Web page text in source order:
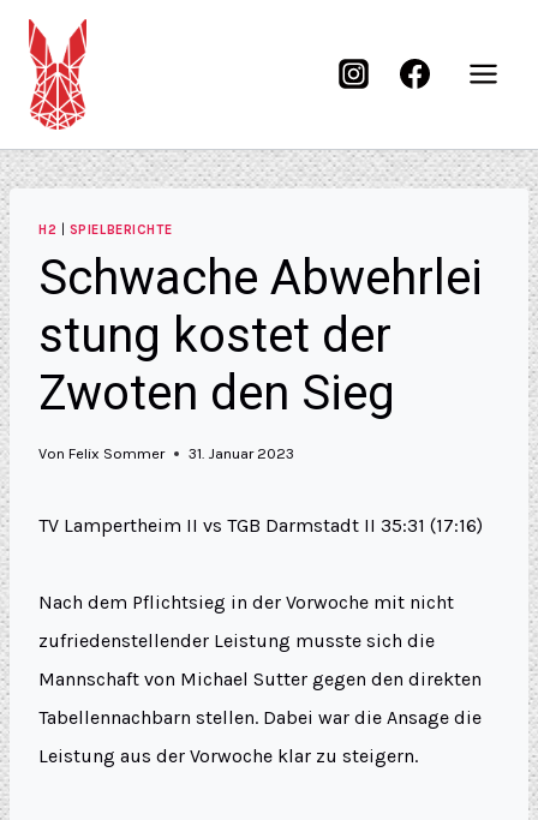
H2 SPIELBERICHTE
Schwache Abwehrlei
stung kostet der
Zwoten den Sieg
Von Felix Sommer 31. Januar 2023
TV Lampertheim II vs TGB Darmstadt II 35:31 (17:16)
Nach dem Pflichtsieg in der Vorwoche mit nicht
zufriedenstellender Leistung musste sich die
Mannschaft von Michael Sutter gegen den direkten
Tabellennachbarn stellen. Dabei war die Ansage die
Leistung aus der Vorwoche klar zu steigern.